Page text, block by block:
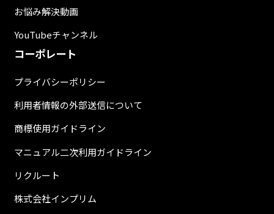
お悩み解決動画
YouTubeチャンネル
コーポレート
プライバシーポリシー
利用者情報の外部送信について
商標使用ガイドライン
マニュアル二次利用ガイドライン
リクルート
株式会社インプリム